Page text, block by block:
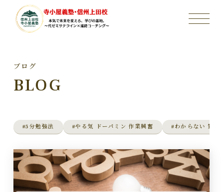
ブログ
BLOG
#5分勉強法 #やる気 ドーパミン 作業興奮 #わからない 質問